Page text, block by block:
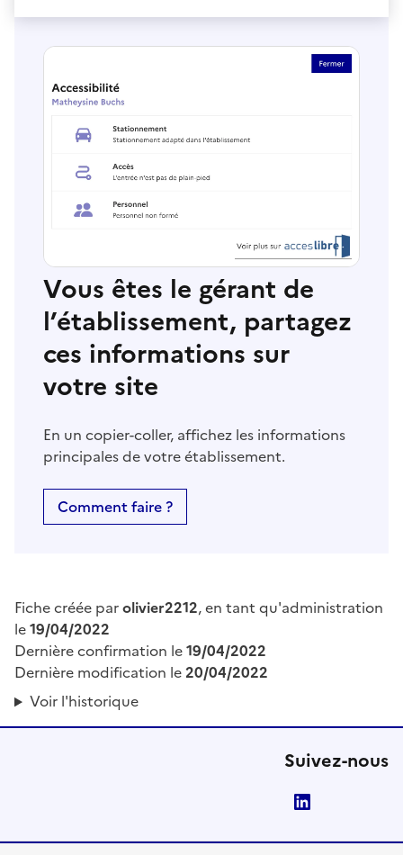
Vous êtes le gérant de
l’établissement, partagez
ces informations sur
votre site
En un copier-coller, affichez les informations
principales de votre établissement.
Comment faire ?
Fiche créée parolivier2212, en tant qu'administration
le19/04/2022
Dernière confirmation le19/04/2022
Dernière modification le20/04/2022
Voir l'historique
Suivez-nous